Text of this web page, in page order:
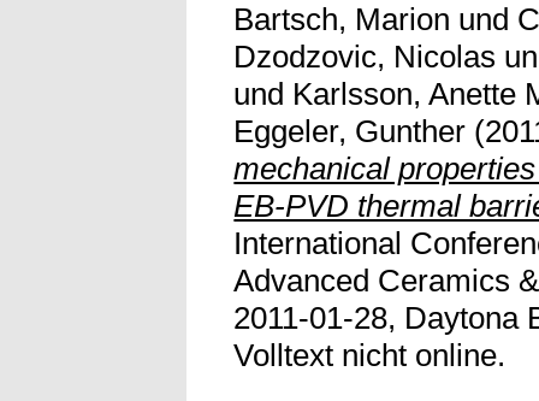
Bartsch, Marion und
Dzodzovic, Nicolas
und Karlsson, Anette
Eggeler, Gunther
mechanical
EB-PVD thermal
International
Advanced Ceramics
2011-01-28, Daytona
Volltext nicht online.